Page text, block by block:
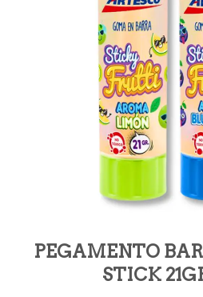
PEGAMENTO
STICK